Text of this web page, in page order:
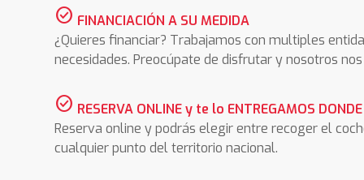
check_circle FINANCIACIÓN A SU MEDIDA
¿Quieres financiar? Trabajamos con multiples
necesidades. Preocúpate de disfrutar y nosotros
check_circle RESERVA ONLINE y te lo ENTREGAMOS
Reserva online y podrás elegir entre recoger el
cualquier punto del territorio nacional.